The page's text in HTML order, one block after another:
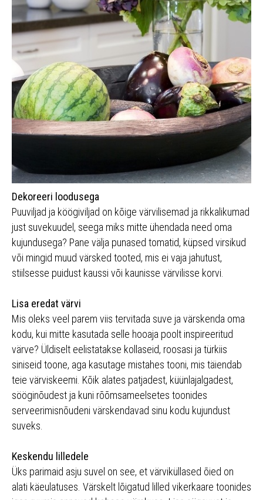
Dekoreeri loodusega
Puuviljad ja köögiviljad on kõige värvilisemad ja rikkalikumad
just suvekuudel, seega miks mitte ühendada need oma
kujundusega? Pane välja punased tomatid, küpsed virsikud
või mingid muud värsked tooted, mis ei vaja jahutust,
stiilsesse puidust kaussi või kaunisse värvilisse korvi.
Lisa eredat värvi
Mis oleks veel parem viis tervitada suve ja värskenda oma
kodu, kui mitte kasutada selle hooaja poolt inspireeritud
värve? Üldiselt eelistatakse kollaseid, roosasi ja türkiis
siniseid toone, aga kasutage mistahes tooni, mis täiendab
teie värviskeemi. Kõik alates patjadest, küünlajalgadest,
sööginõudest ja kuni rõõmsameelsetes toonides
serveerimisnõudeni värskendavad sinu kodu kujundust
suveks.
Keskendu lilledele
Üks parimaid asju suvel on see, et värviküllased õied on
alati käeulatuses. Värskelt lõigatud lilled vikerkaare toonides